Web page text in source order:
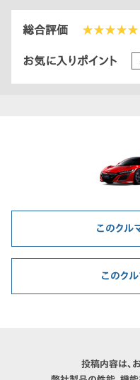
総合評価 ★★★★★
お気に入りポイント
このクル
このク
投稿内容は、